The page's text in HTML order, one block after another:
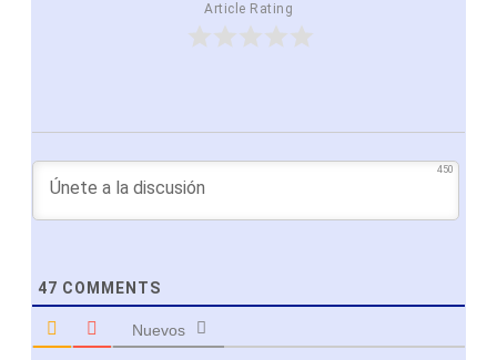
Article Rating
450
47 COMMENTS
Nuevos